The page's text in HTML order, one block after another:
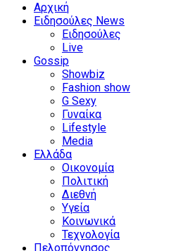
Αρχική
Ειδησούλες News
Ειδησούλες
Live
Gossip
Showbiz
Fashion show
G Sexy
Γυναίκα
Lifestyle
Media
Ελλάδα
Οικονομία
Πολιτική
Διεθνή
Υγεία
Κοινωνικά
Τεχνολογία
Πελοπόννησος